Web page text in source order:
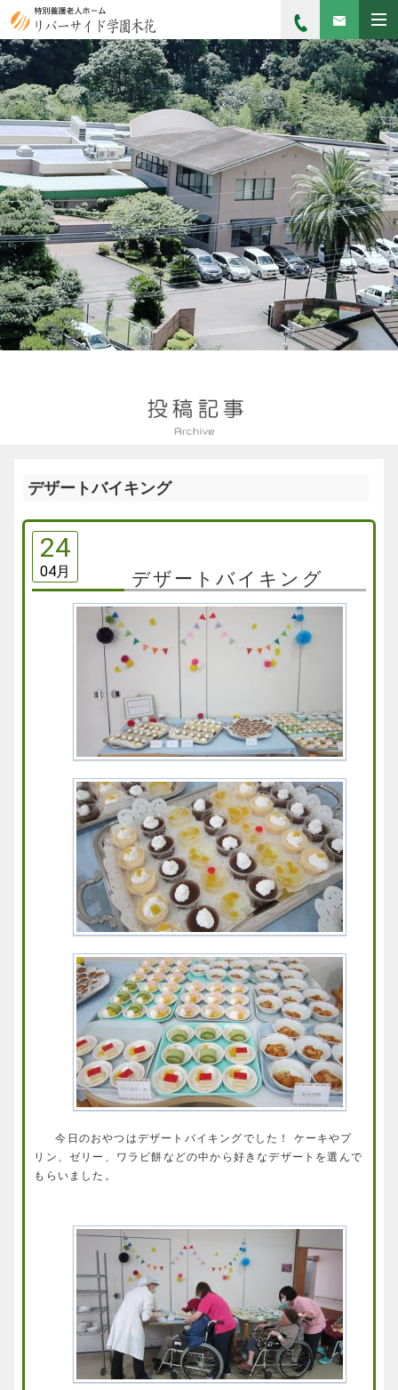
デザートバイキング
24
04月 デザートバイキング
今日のおやつはデザートバイキングでした！ ケーキやプ
リン、ゼリー、ワラビ餅などの中から好きなデザートを選んで
もらいました。